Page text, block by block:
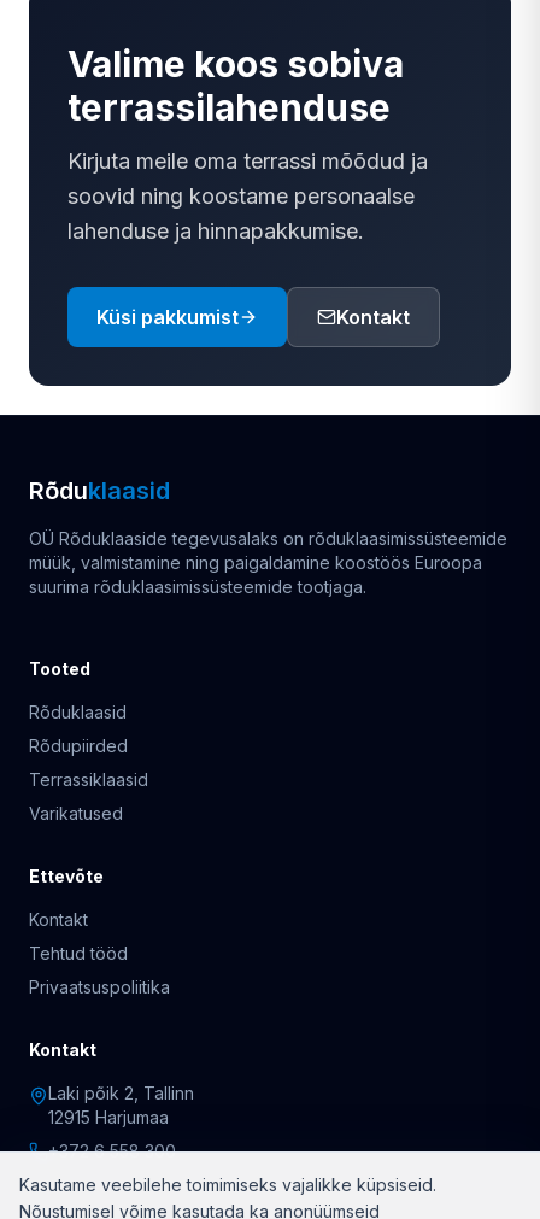
Valime koos sobiva
terrassilahenduse
Kirjuta meile oma terrassi mõõdud ja
soovid ning koostame personaalse
lahenduse ja hinnapakkumise.
Küsi pakkumist Kontakt
Kasutame veebilehe toimimiseks vajalikke küpsiseid.
Nõustumisel võime kasutada ka anonüümseid
Rõduklaasid
OÜ Rõduklaaside tegevusalaks on rõduklaasimissüsteemide
müük, valmistamine ning paigaldamine koostöös Euroopa
suurima rõduklaasimissüsteemide tootjaga.
Tooted
Rõduklaasid
Rõdupiirded
Terrassiklaasid
Varikatused
Ettevõte
Kontakt
Tehtud tööd
Privaatsuspoliitika
Kontakt
Laki põik 2, Tallinn
12915 Harjumaa
+372 6 558 300